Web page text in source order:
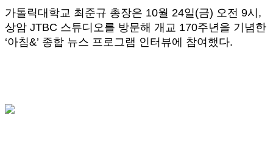
가톨릭대학교 최준규 총장은 10월 24일(금) 오전 9시,
상암 JTBC 스튜디오를 방문해 개교 170주년을 기념한
‘아침&’ 종합 뉴스 프로그램 인터뷰에 참여했다.